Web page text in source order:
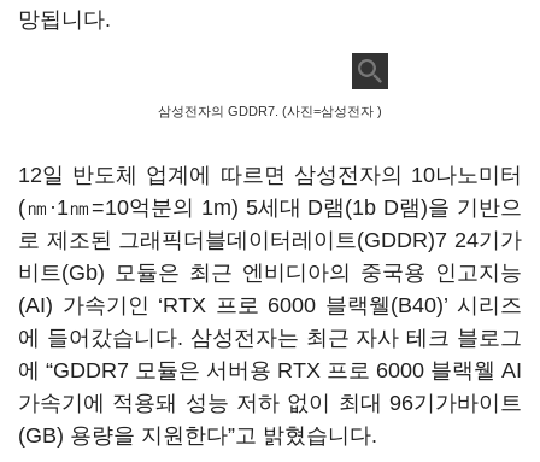
망됩니다.
삼성전자의 GDDR7. (사진=삼성전자 )
12일 반도체 업계에 따르면 삼성전자의 10나노미터
(㎚·1㎚=10억분의 1m) 5세대 D램(1b D램)을 기반으
로 제조된 그래픽더블데이터레이트(GDDR)7 24기가
비트(Gb) 모듈은 최근 엔비디아의 중국용 인고지능
(AI) 가속기인 ‘RTX 프로 6000 블랙웰(B40)’ 시리즈
에 들어갔습니다. 삼성전자는 최근 자사 테크 블로그
에 “GDDR7 모듈은 서버용 RTX 프로 6000 블랙웰 AI
가속기에 적용돼 성능 저하 없이 최대 96기가바이트
(GB) 용량을 지원한다”고 밝혔습니다.